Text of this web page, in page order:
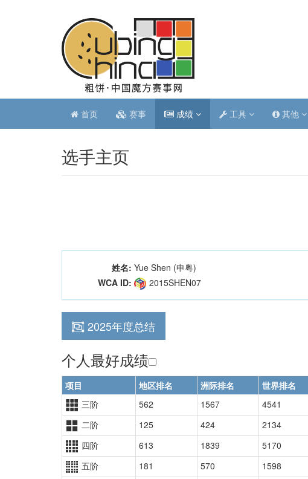
首页 赛事 成绩 工具 其他
选手主页
姓名: Yue Shen (申粤)
WCA ID:
2015SHEN07
2025年度总结
个人最好成绩
项目 地区排名 洲际排名 世界排名
三阶
562 1567 4541
二阶
125 424 2134
四阶
613 1839 5170
五阶
181 570 1598